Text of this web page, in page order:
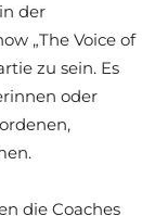
der
„The Voice of
zu sein. Es
oder
die Coaches